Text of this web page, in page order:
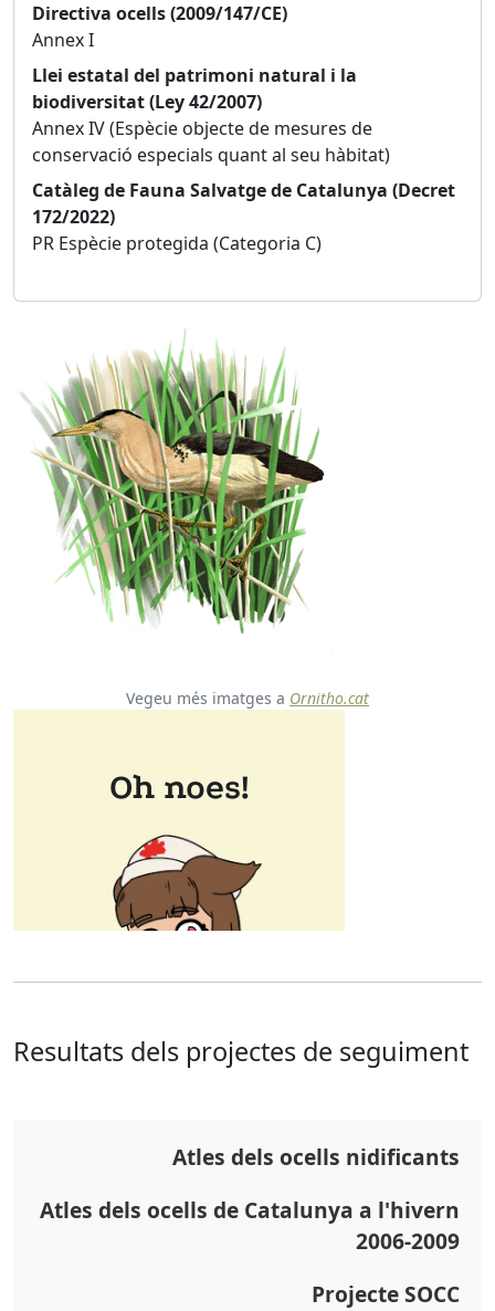
Directiva ocells (2009/147/CE)
Annex I
Llei estatal del patrimoni natural i la
biodiversitat (Ley 42/2007)
Annex IV (Espècie objecte de mesures de
conservació especials quant al seu hàbitat)
Catàleg de Fauna Salvatge de Catalunya (Decret
172/2022)
PR Espècie protegida (Categoria C)
Vegeu més imatges a Ornitho.cat
Resultats dels projectes de seguiment
Atles dels ocells nidificants
Atles dels ocells de Catalunya a l'hivern
2006-2009
Projecte SOCC